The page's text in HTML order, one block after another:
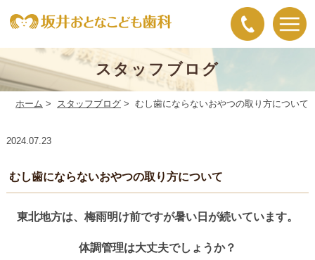
スタッフブログ
ホーム > スタッフブログ > むし歯にならないおやつの取り方について
2024.07.23
むし歯にならないおやつの取り方について
東北地方は、梅雨明け前ですが暑い日が続いています。
体調管理は大丈夫でしょうか？